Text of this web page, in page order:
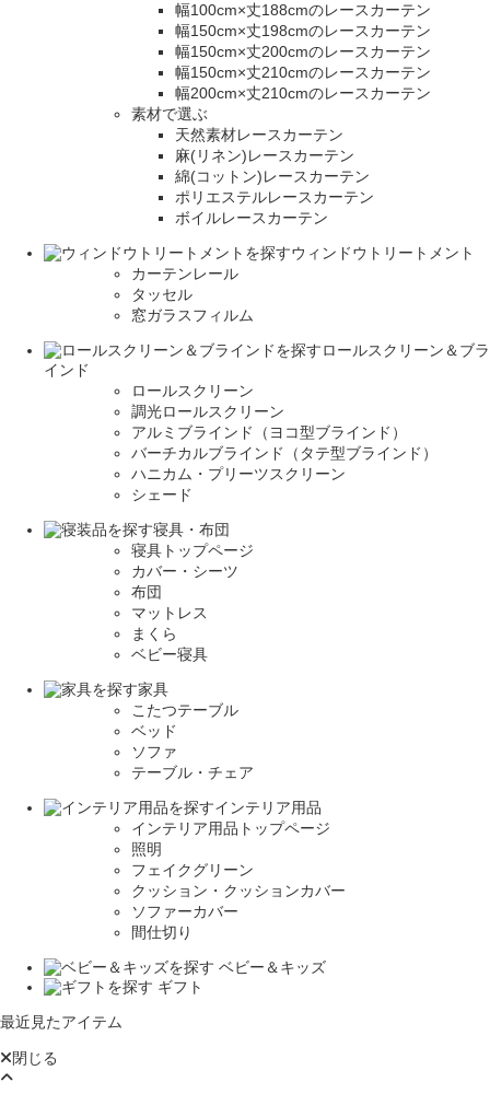
幅100cm×丈188cmのレースカーテン
幅150cm×丈198cmのレースカーテン
幅150cm×丈200cmのレースカーテン
幅150cm×丈210cmのレースカーテン
幅200cm×丈210cmのレースカーテン
素材で選ぶ
天然素材レースカーテン
麻(リネン)レースカーテン
綿(コットン)レースカーテン
ポリエステルレースカーテン
ボイルレースカーテン
ウィンドウトリートメント
カーテンレール
タッセル
窓ガラスフィルム
ロールスクリーン＆ブラ
インド
ロールスクリーン
調光ロールスクリーン
アルミブラインド（ヨコ型ブラインド）
バーチカルブラインド（タテ型ブラインド）
ハニカム・プリーツスクリーン
シェード
寝具・布団
寝具トップページ
カバー・シーツ
布団
マットレス
まくら
ベビー寝具
家具
こたつテーブル
ベッド
ソファ
テーブル・チェア
インテリア用品
インテリア用品トップページ
照明
フェイクグリーン
クッション・クッションカバー
ソファーカバー
間仕切り
ベビー＆キッズ
ギフト
最近見たアイテム
閉じる